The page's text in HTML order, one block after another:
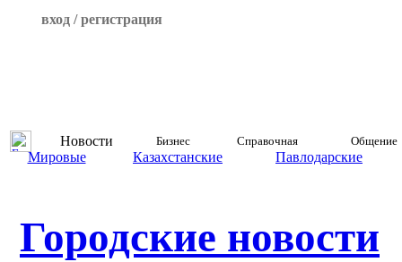
вход / регистрация
Новости Бизнес Справочная Общение
Мировые Казахстанские Павлодарские
Городские новости